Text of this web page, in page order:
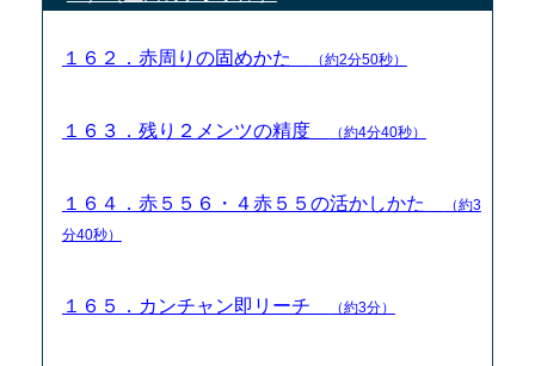
１６２．赤周りの固めかた （約2分50秒）
１６３．残り２メンツの精度 （約4分40秒）
１６４．赤５５６・４赤５５の活かしかた
（約3
分40秒）
１６５．カンチャン即リーチ （約3分）